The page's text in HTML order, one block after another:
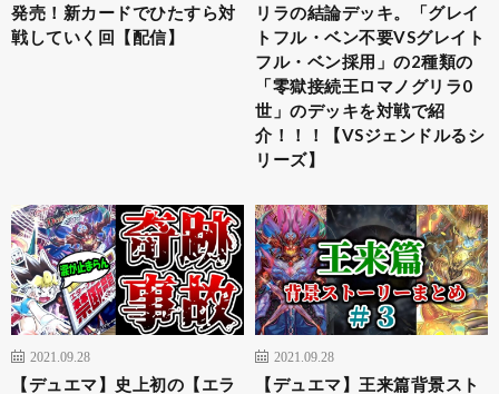
発売！新カードでひたすら対
戦していく回【配信】
リラの結論デッキ。「グレイ
トフル・ベン不要VSグレイト
フル・ベン採用」の2種類の
「零獄接続王ロマノグリラ0
世」のデッキを対戦で紹
介！！！【VSジェンドルるシ
リーズ】
2021.09.28
【デュエマ】史上初の【エラ
2021.09.28
【デュエマ】王来篇背景スト